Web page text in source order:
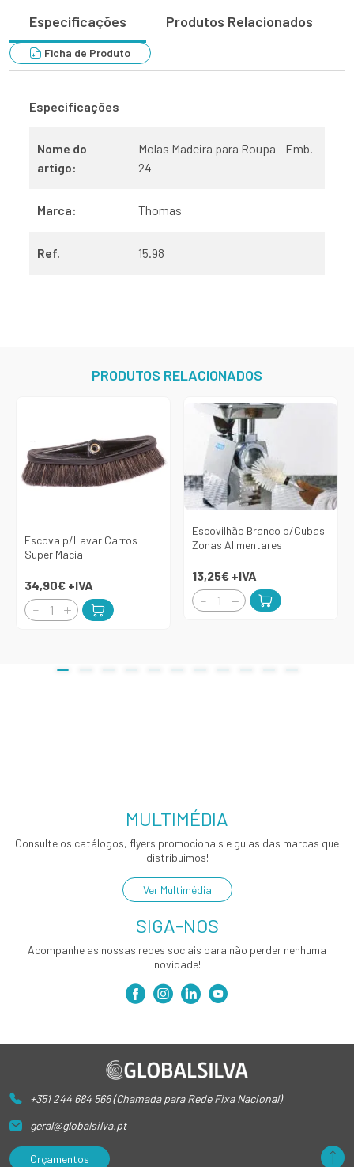
Especificações Produtos Relacionados
Ficha de Produto
Especificações
Nome do
artigo:
Molas Madeira para Roupa - Emb.
24
Marca: Thomas
Ref. 15.98
PRODUTOS RELACIONADOS
Escova p/Lavar Carros
Super Macia
34,90€ +IVA
Escovilhão Branco p/Cubas
Zonas Alimentares
13,25€ +IVA
MULTIMÉDIA
Consulte os catálogos, flyers promocionais e guias das marcas que
distribuímos!
Ver Multimédia
SIGA-NOS
Acompanhe as nossas redes sociais para não perder nenhuma
novidade!
+351 244 684 566 (Chamada para Rede Fixa Nacional)
geral@globalsilva.pt
Orçamentos